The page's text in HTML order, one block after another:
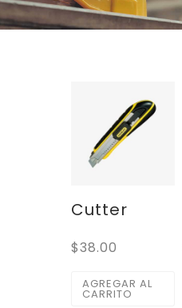
Cutter
$38.00
AGREGAR AL
CARRITO